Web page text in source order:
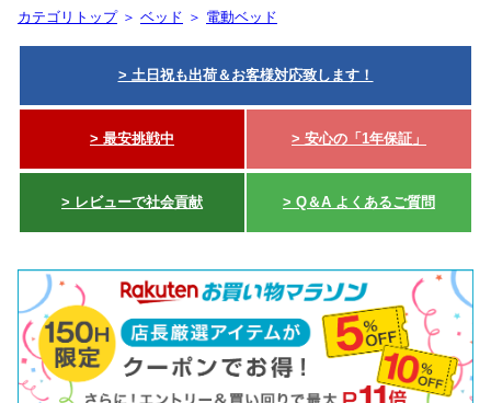
カテゴリトップ＞ ベッド ＞ 電動ベッド
> 土日祝も出荷＆お客様対応致します！
> 最安挑戦中 > 安心の「1年保証」
> レビューで社会貢献 > Q＆A よくあるご質問